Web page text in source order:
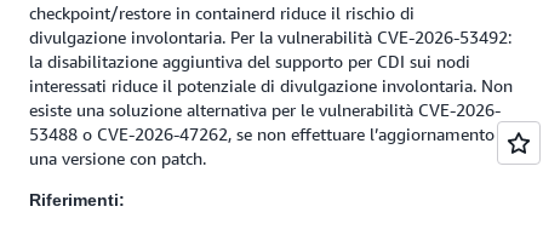
checkpoint/restore in containerd riduce il rischio di
divulgazione involontaria. Per la vulnerabilità CVE-2026-53492:
la disabilitazione aggiuntiva del supporto per CDI sui nodi
interessati riduce il potenziale di divulgazione involontaria. Non
esiste una soluzione alternativa per le vulnerabilità CVE-2026-
53488 o CVE-2026-47262, se non effettuare l’aggiornamento a
una versione con patch.
Riferimenti: